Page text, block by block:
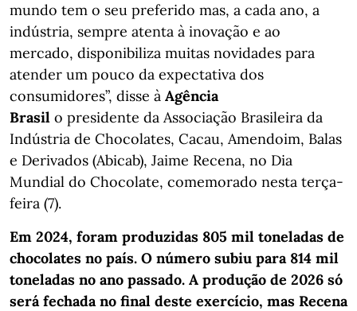
mundo tem o seu preferido mas, a cada ano, a
indústria, sempre atenta à inovação e ao
mercado, disponibiliza muitas novidades para
atender um pouco da expectativa dos
consumidores”, disse à Agência
Brasil o presidente da Associação Brasileira da
Indústria de Chocolates, Cacau, Amendoim, Balas
e Derivados (Abicab), Jaime Recena, no Dia
Mundial do Chocolate, comemorado nesta terça-
feira (7).
Em 2024, foram produzidas 805 mil toneladas de
chocolates no país. O número subiu para 814 mil
toneladas no ano passado. A produção de 2026 só
será fechada no final deste exercício, mas Recena